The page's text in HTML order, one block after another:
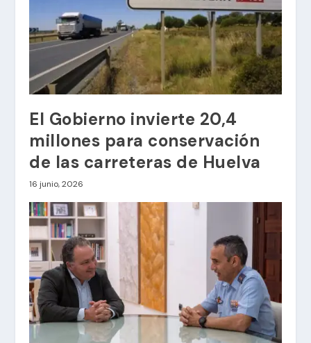
El Gobierno invierte 20,4
millones para conservación
de las carreteras de Huelva
16 junio, 2026